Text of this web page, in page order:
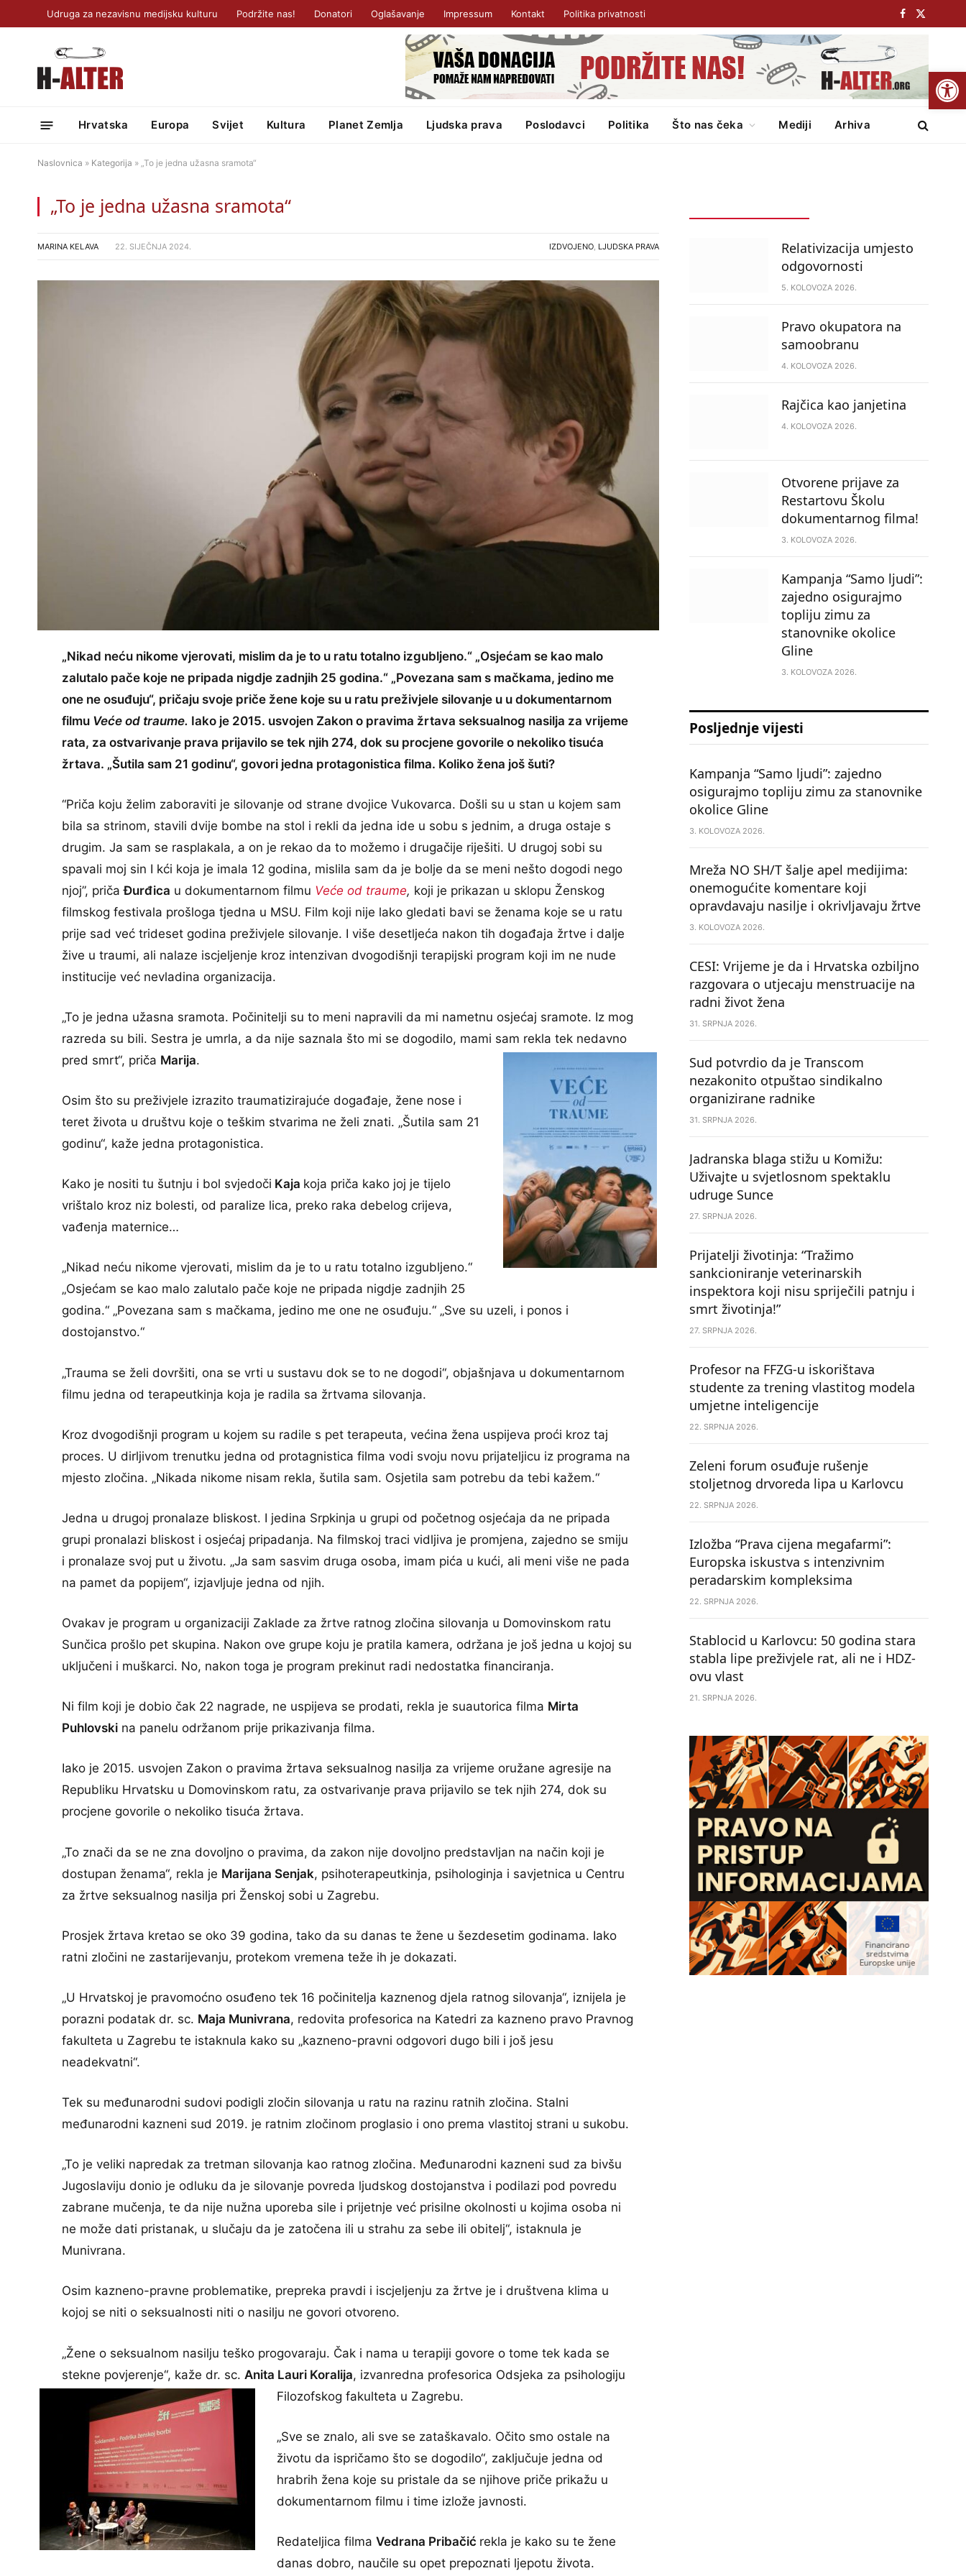
Udruga za nezavisnu medijsku kulturu Podržite nas! Donatori Oglašavanje Impressum Kontakt Politika privatnosti
Facebook
X
Hrvatska Europa Svijet Kultura Planet Zemlja Ljudska prava Poslodavci Politika Što nas čeka Mediji Arhiva
Naslovnica » Kategorija » „To je jedna užasna sramota“
„To je jedna užasna sramota“
MARINA KELAVA 22. SIJEČNJA 2024. IZDVOJENO, LJUDSKA PRAVA
„Nikad neću nikome vjerovati, mislim da je to u ratu totalno izgubljeno.“ „Osjećam se kao malo
zalutalo pače koje ne pripada nigdje zadnjih 25 godina.“ „Povezana sam s mačkama, jedino me
one ne osuđuju“, pričaju svoje priče žene koje su u ratu preživjele silovanje u u dokumentarnom
filmu Veće od traume. Iako je 2015. usvojen Zakon o pravima žrtava seksualnog nasilja za vrijeme
rata, za ostvarivanje prava prijavilo se tek njih 274, dok su procjene govorile o nekoliko tisuća
žrtava. „Šutila sam 21 godinu“, govori jedna protagonistica filma. Koliko žena još šuti?
“Priča koju želim zaboraviti je silovanje od strane dvojice Vukovarca. Došli su u stan u kojem sam
bila sa strinom, stavili dvije bombe na stol i rekli da jedna ide u sobu s jednim, a druga ostaje s
drugim. Ja sam se rasplakala, a on je rekao da to možemo i drugačije riješiti. U drugoj sobi su
spavali moj sin I kći koja je imala 12 godina, mislila sam da je bolje da se meni nešto dogodi nego
njoj”, pričaĐurđica u dokumentarnom filmu Veće od traume, koji je prikazan u sklopu Ženskog
filmskog festivala prošloga tjedna u MSU. Film koji nije lako gledati bavi se ženama koje se u ratu
prije sad već trideset godina preživjele silovanje. I više desetljeća nakon tih događaja žrtve i dalje
žive u traumi, ali nalaze iscjeljenje kroz intenzivan dvogodišnji terapijski program koji im ne nude
institucije već nevladina organizacija.
„To je jedna užasna sramota. Počinitelji su to meni napravili da mi nametnu osjećaj sramote. Iz mog
razreda su bili. Sestra je umrla, a da nije saznala što mi se dogodilo, mami sam rekla tek nedavno
pred smrt“, priča Marija.
Osim što su preživjele izrazito traumatizirajuće događaje, žene nose i
teret života u društvu koje o teškim stvarima ne želi znati. „Šutila sam 21
godinu“, kaže jedna protagonistica.
Kako je nositi tu šutnju i bol svjedoči Kaja koja priča kako joj je tijelo
vrištalo kroz niz bolesti, od paralize lica, preko raka debelog crijeva,
vađenja maternice…
„Nikad neću nikome vjerovati, mislim da je to u ratu totalno izgubljeno.“
„Osjećam se kao malo zalutalo pače koje ne pripada nigdje zadnjih 25
godina.“ „Povezana sam s mačkama, jedino me one ne osuđuju.“ „Sve su uzeli, i ponos i
dostojanstvo.“
„Trauma se želi dovršiti, ona se vrti u sustavu dok se to ne dogodi“, objašnjava u dokumentarnom
filmu jedna od terapeutkinja koja je radila sa žrtvama silovanja.
Kroz dvogodišnji program u kojem su radile s pet terapeuta, većina žena uspijeva proći kroz taj
proces. U dirljivom trenutku jedna od protagnistica filma vodi svoju novu prijateljicu iz programa na
mjesto zločina. „Nikada nikome nisam rekla, šutila sam. Osjetila sam potrebu da tebi kažem.“
Jedna u drugoj pronalaze bliskost. I jedina Srpkinja u grupi od početnog osjećaja da ne pripada
grupi pronalazi bliskost i osjećaj pripadanja. Na filmskoj traci vidljiva je promjena, zajedno se smiju
i pronalaze svoj put u životu. „Ja sam sasvim druga osoba, imam pića u kući, ali meni više ne pada
na pamet da popijem“, izjavljuje jedna od njih.
Ovakav je program u organizaciji Zaklade za žrtve ratnog zločina silovanja u Domovinskom ratu
Sunčica prošlo pet skupina. Nakon ove grupe koju je pratila kamera, održana je još jedna u kojoj su
uključeni i muškarci. No, nakon toga je program prekinut radi nedostatka financiranja.
Ni film koji je dobio čak 22 nagrade, ne uspijeva se prodati, rekla je suautorica filma Mirta
Puhlovski na panelu održanom prije prikazivanja filma.
Iako je 2015. usvojen Zakon o pravima žrtava seksualnog nasilja za vrijeme oružane agresije na
Republiku Hrvatsku u Domovinskom ratu, za ostvarivanje prava prijavilo se tek njih 274, dok su
procjene govorile o nekoliko tisuća žrtava.
„To znači da se ne zna dovoljno o pravima, da zakon nije dovoljno predstavljan na način koji je
dostupan ženama“, rekla je Marijana Senjak, psihoterapeutkinja, psihologinja i savjetnica u Centru
za žrtve seksualnog nasilja pri Ženskoj sobi u Zagrebu.
Prosjek žrtava kretao se oko 39 godina, tako da su danas te žene u šezdesetim godinama. Iako
ratni zločini ne zastarijevanju, protekom vremena teže ih je dokazati.
„U Hrvatskoj je pravomoćno osuđeno tek 16 počinitelja kaznenog djela ratnog silovanja“, iznijela je
porazni podatak dr. sc. Maja Munivrana, redovita profesorica na Katedri za kazneno pravo Pravnog
fakulteta u Zagrebu te istaknula kako su „kazneno-pravni odgovori dugo bili i još jesu
neadekvatni“.
Tek su međunarodni sudovi podigli zločin silovanja u ratu na razinu ratnih zločina. Stalni
međunarodni kazneni sud 2019. je ratnim zločinom proglasio i ono prema vlastitoj strani u sukobu.
„To je veliki napredak za tretman silovanja kao ratnog zločina. Međunarodni kazneni sud za bivšu
Jugoslaviju donio je odluku da je silovanje povreda ljudskog dostojanstva i podilazi pod povredu
zabrane mučenja, te da nije nužna uporeba sile i prijetnje već prisilne okolnosti u kojima osoba ni
ne može dati pristanak, u slučaju da je zatočena ili u strahu za sebe ili obitelj“, istaknula je
Munivrana.
Osim kazneno-pravne problematike, prepreka pravdi i iscjeljenju za žrtve je i društvena klima u
kojoj se niti o seksualnosti niti o nasilju ne govori otvoreno.
„Žene o seksualnom nasilju teško progovaraju. Čak i nama u terapiji govore o tome tek kada se
stekne povjerenje“, kaže dr. sc. Anita Lauri Koralija, izvanredna profesorica Odsjeka za psihologiju
Filozofskog fakulteta u Zagrebu.
„Sve se znalo, ali sve se zataškavalo. Očito smo ostale na
životu da ispričamo što se dogodilo“, zaključuje jedna od
hrabrih žena koje su pristale da se njihove priče prikažu u
dokumentarnom filmu i time izlože javnosti.
Redateljica filma Vedrana Pribačić rekla je kako su te žene
danas dobro, naučile su opet prepoznati ljepotu života.
Relativizacija umjesto
odgovornosti
5. KOLOVOZA 2026.
Pravo okupatora na
samoobranu
4. KOLOVOZA 2026.
Rajčica kao janjetina
4. KOLOVOZA 2026.
Otvorene prijave za
Restartovu Školu
dokumentarnog filma!
3. KOLOVOZA 2026.
Kampanja “Samo ljudi”:
zajedno osigurajmo
topliju zimu za
stanovnike okolice
Gline
3. KOLOVOZA 2026.
Posljednje vijesti
Kampanja “Samo ljudi”: zajedno
osigurajmo topliju zimu za stanovnike
okolice Gline
3. KOLOVOZA 2026.
Mreža NO SH/T šalje apel medijima:
onemogućite komentare koji
opravdavaju nasilje i okrivljavaju žrtve
3. KOLOVOZA 2026.
CESI: Vrijeme je da i Hrvatska ozbiljno
razgovara o utjecaju menstruacije na
radni život žena
31. SRPNJA 2026.
Sud potvrdio da je Transcom
nezakonito otpuštao sindikalno
organizirane radnike
31. SRPNJA 2026.
Jadranska blaga stižu u Komižu:
Uživajte u svjetlosnom spektaklu
udruge Sunce
27. SRPNJA 2026.
Prijatelji životinja: “Tražimo
sankcioniranje veterinarskih
inspektora koji nisu spriječili patnju i
smrt životinja!”
27. SRPNJA 2026.
Profesor na FFZG-u iskorištava
studente za trening vlastitog modela
umjetne inteligencije
22. SRPNJA 2026.
Zeleni forum osuđuje rušenje
stoljetnog drvoreda lipa u Karlovcu
22. SRPNJA 2026.
Izložba “Prava cijena megafarmi”:
Europska iskustva s intenzivnim
peradarskim kompleksima
22. SRPNJA 2026.
Stablocid u Karlovcu: 50 godina stara
stabla lipe preživjele rat, ali ne i HDZ-
ovu vlast
21. SRPNJA 2026.